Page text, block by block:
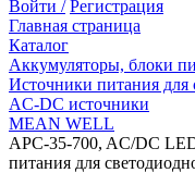
Войти / Регистрация
Главная страница
Каталог
Аккумуляторы, блоки
Источники питания для
AC-DC источники
MEAN WELL
APC-35-700, AC/DC
питания для